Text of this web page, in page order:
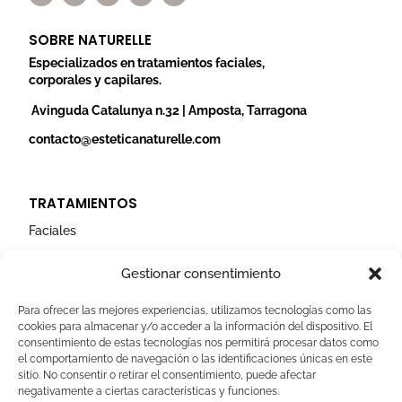
Gestionar consentimiento
Para ofrecer las mejores experiencias, utilizamos tecnologías como las
cookies para almacenar y/o acceder a la información del dispositivo. El
consentimiento de estas tecnologías nos permitirá procesar datos como
el comportamiento de navegación o las identificaciones únicas en este
sitio. No consentir o retirar el consentimiento, puede afectar
negativamente a ciertas características y funciones.
a
g
r
a
m
b
o
o
k
u
b
e
e
d
i
n
r
SOBRE NATURELLE
Especializados en tratamientos faciales,
corporales y capilares.
Avinguda Catalunya n.32 | Amposta, Tarragona
contacto@esteticanaturelle.com
TRATAMIENTOS
Faciales
AVISOS LEGALES
Aviso Legal
Politica de Cookies